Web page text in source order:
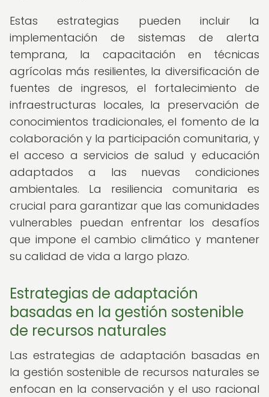
Estas estrategias pueden incluir la
implementación de sistemas de alerta
temprana, la capacitación en técnicas
agrícolas más resilientes, la diversificación de
fuentes de ingresos, el fortalecimiento de
infraestructuras locales, la preservación de
conocimientos tradicionales, el fomento de la
colaboración y la participación comunitaria, y
el acceso a servicios de salud y educación
adaptados a las nuevas condiciones
ambientales. La resiliencia comunitaria es
crucial para garantizar que las comunidades
vulnerables puedan enfrentar los desafíos
que impone el cambio climático y mantener
su calidad de vida a largo plazo.
Estrategias de adaptación
basadas en la gestión sostenible
de recursos naturales
Las estrategias de adaptación basadas en
la gestión sostenible de recursos naturales se
enfocan en la conservación y el uso racional